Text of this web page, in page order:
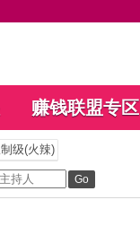
赚钱联盟专区
级(火辣)